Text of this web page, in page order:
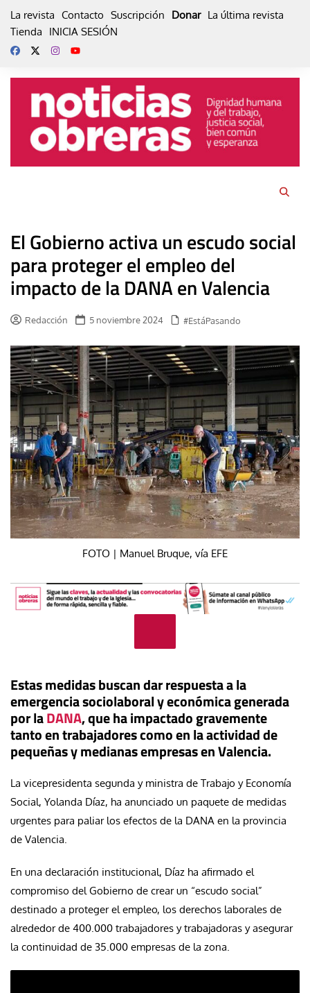
La revista Contacto Suscripción Donar La última revista
Tienda
INICIA SESIÓN
El Gobierno activa un escudo social
para proteger el empleo del
impacto de la DANA en Valencia
Redacción 5 noviembre 2024 #EstáPasando
FOTO | Manuel Bruque, vía EFE
Estas medidas buscan dar respuesta a la
emergencia sociolaboral y económica generada
por laDANA, que ha impactado gravemente
tanto en trabajadores como en la actividad de
pequeñas y medianas empresas en Valencia.
La vicepresidenta segunda y ministra de Trabajo y Economía
Social, Yolanda Díaz, ha anunciado un paquete de medidas
urgentes para paliar los efectos de la DANA en la provincia
de Valencia.
En una declaración institucional, Díaz ha afirmado el
compromiso del Gobierno de crear un “escudo social”
destinado a proteger el empleo, los derechos laborales de
alrededor de 400.000 trabajadores y trabajadoras y asegurar
la continuidad de 35.000 empresas de la zona.